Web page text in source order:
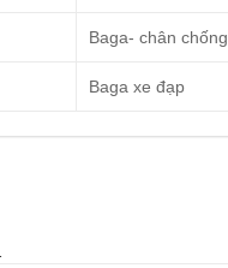
Baga- chân chống
Baga xe đạp